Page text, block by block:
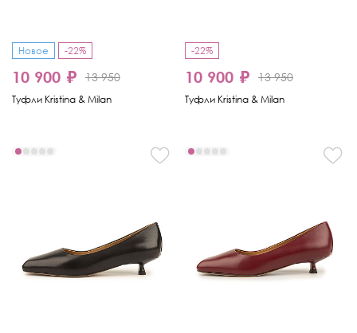
Новое -22%
10 900 ₽ 13 950
Туфли Kristina & Milan
-22%
10 900 ₽ 13 950
Туфли Kristina & Milan